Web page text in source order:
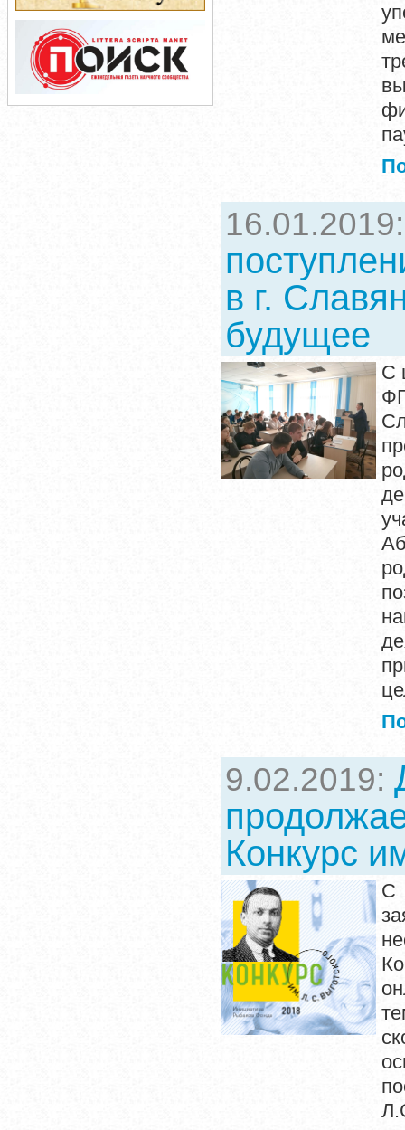
в г.
будущее
С
9.02.2019:
Конкурс
С